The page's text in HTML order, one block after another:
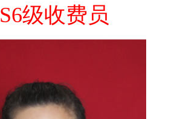
S6级收费员